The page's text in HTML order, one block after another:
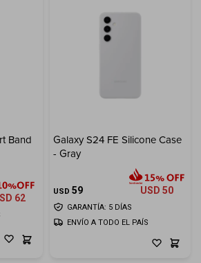
Band
62
Galaxy S24 FE Silicone Case
- Gray
USD 59 USD 50
GARANTÍA: 5 DÍAS
ENVÍO A TODO EL PAÍS